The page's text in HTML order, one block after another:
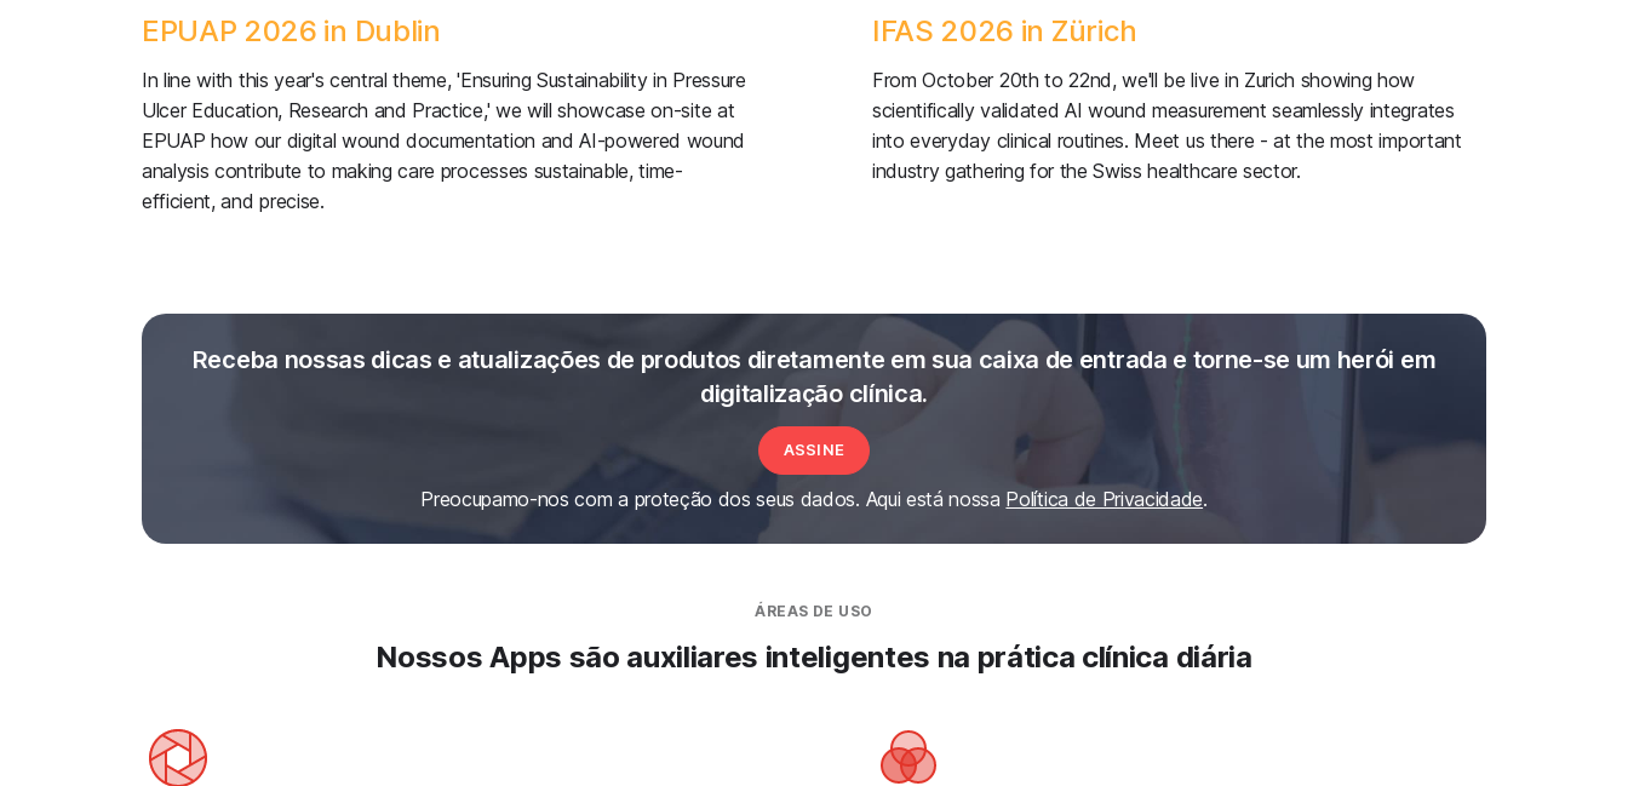
EPUAP 2026 in Dublin
In line with this year's central theme, 'Ensuring Sustainability in Pressure
Ulcer Education, Research and Practice,' we will showcase on-site at
EPUAP how our digital wound documentation and AI-powered wound
analysis contribute to making care processes sustainable, time-
efficient, and precise.
IFAS 2026 in Zürich
From October 20th to 22nd, we'll be live in Zurich showing how
scientifically validated AI wound measurement seamlessly integrates
into everyday clinical routines. Meet us there - at the most important
industry gathering for the Swiss healthcare sector.
Receba nossas dicas e atualizações de produtos diretamente em sua caixa de entrada e torne-se um herói em
digitalização clínica.
ASSINE
Preocupamo-nos com a proteção dos seus dados. Aqui está nossa Política de Privacidade.
ÁREAS DE USO
Nossos Apps são auxiliares inteligentes na prática clínica diária